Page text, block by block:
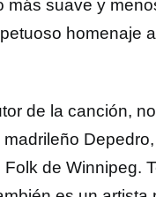
más suave y
homenaje
de la canción,
de Winnipeg.